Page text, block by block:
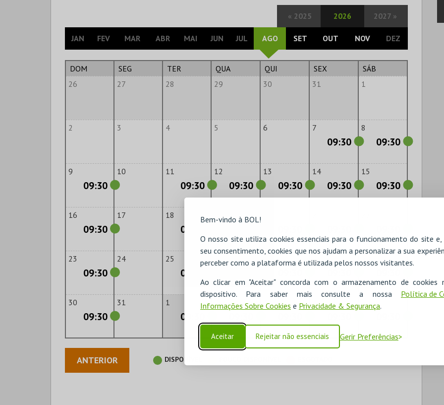
Bem-vindo à BOL!
O nosso site utiliza cookies essenciais para o funcionamento do site
seu consentimento, cookies que nos ajudam a personalizar a sua
perceber como a plataforma é utilizada pelos nossos visitantes.
Ao clicar em "Aceitar" concorda com o armazenamento de cookies
dispositivo. Para saber mais consulte a nossa Política de
Informações Sobre Cookies e Privacidade & Segurança.
Aceitar Rejeitar não essenciais Gerir Preferências
« 2025 2026 2027 »
JAN FEV MAR ABR MAI JUN JUL AGO SET OUT NOV DEZ
DOM SEG TER QUA QUI SEX
SÁB
26
27 28 29 30 31 1
2 3 4 5 6 7
09:30
8
09:30
9
09:30
10 11
09:30
12
09:30
13
09:30
14
09:30
15
09:30
16
09:30
17 18
09:30
19
23
09:30
24 25
09:30
26 27 28
30
09:30
31 1
09:30
2 3 4 5
ANTERIOR DISPONÍVEL